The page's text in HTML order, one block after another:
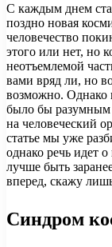
С каждым днем
поздно новая
человечество
этого или нет, но
неотъемлемой
вами вряд ли, но
возможно. Однако
было бы разумным
на человеческий
статье мы уже
однако речь идет
лучше быть
вперед, скажу
Синдром